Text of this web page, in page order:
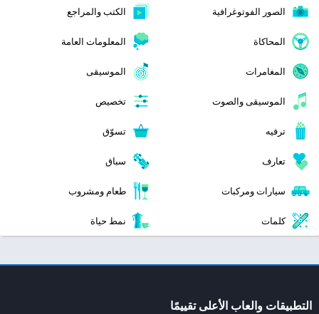
الصور الفوتوغرافية الكتب والمراجع
المحاكاة المعلومات العامة
المغامرات الموسيقى
الموسيقى والصوت تخصيص
ترفيه تسوّق
تعارف سباق
سيارات ومركبات طعام ومشروب
كلمات نمط حياة
التطبيقات والعاب الأعلى تقييمًا